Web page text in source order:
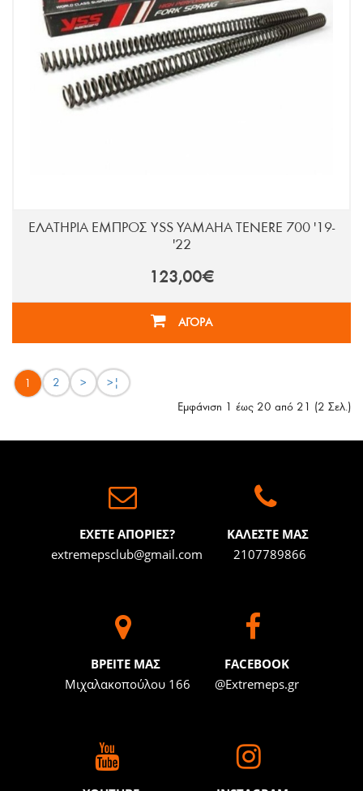
ΕΛΑΤΗΡΙΑ ΕΜΠΡΟΣ YSS YAMAHA TENERE 700 '19-
'22
123,00€
ΑΓΟΡΑ
1 2 >
>|
Εμφάνιση 1 έως 20 από 21 (2 Σελ.)
ΕΧΕΤΕ ΑΠΟΡΙΕΣ?
extremepsclub@gmail.com
ΚΑΛΕΣΤΕ ΜΑΣ
2107789866
BΡΕΙΤΕ ΜΑΣ
Μιχαλακοπούλου 166
FACEBOOK
@Extremeps.gr